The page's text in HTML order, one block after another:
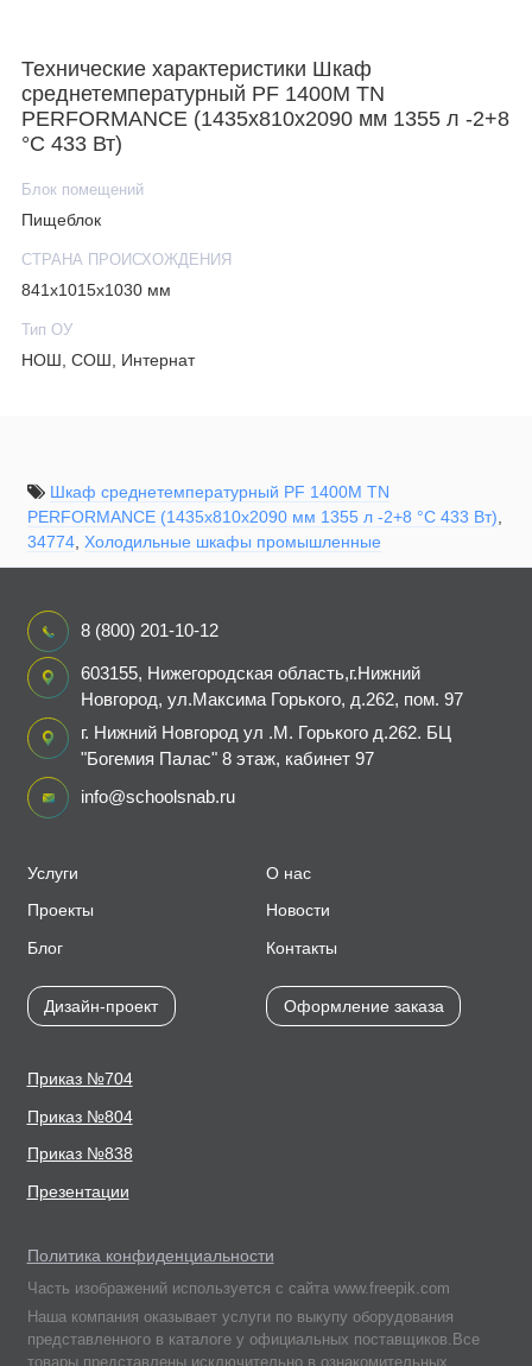
43°C.
Технические характеристики Шкаф
среднетемпературный PF 1400М TN
PERFORMANCE (1435х810х2090 мм 1355 л -2+8
°C 433 Вт)
Блок помещений
Пищеблок
СТРАНА ПРОИСХОЖДЕНИЯ
841х1015х1030 мм
Тип ОУ
НОШ, СОШ, Интернат
Шкаф среднетемпературный PF 1400М TN
PERFORMANCE (1435х810х2090 мм 1355 л -2+8 °C 433 Вт)
34774, Холодильные шкафы промышленные
Услуги
Проекты
Блог
Дизайн-проект
О нас
Новости
Контакты
Оформление заказа
Приказ №704
Приказ №804
Приказ №838
Презентации
8 (800) 201-10-12
603155, Нижегородская область,г.Нижний
Новгород, ул.Максима Горького, д.262, пом. 97
г. Нижний Новгород ул .М. Горького д.262. БЦ
"Богемия Палас" 8 этаж, кабинет 97
info@schoolsnab.ru
Политика конфиденциальности
Часть изображений используется с сайта www.freepik.com
Наша компания оказывает услуги по выкупу оборудования
представленного в каталоге у официальных поставщиков.Все
товары представлены исключительно в ознакомительных